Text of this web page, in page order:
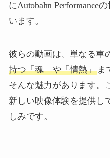
にAutobahn Performance
います。
彼らの動画は、単なる車
持つ「魂」や「情熱」ま
そんな魅力があります。
新しい映像体験を提供し
しみです。